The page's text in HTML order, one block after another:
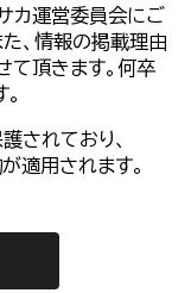
カ運営委員会にご
、情報の掲載理由
て頂きます。何卒
されており、
が適用されます。